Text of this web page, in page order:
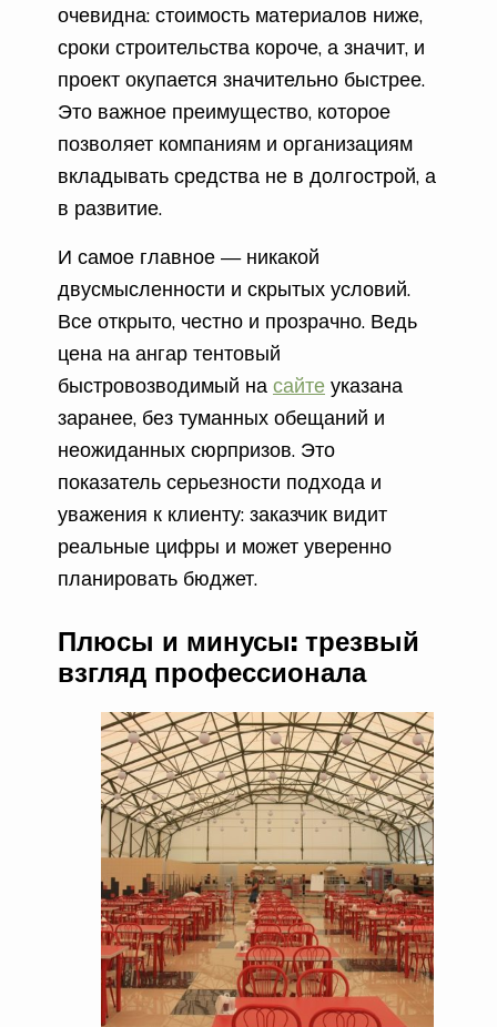
очевидна: стоимость материалов ниже,
сроки строительства короче, а значит, и
проект окупается значительно быстрее.
Это важное преимущество, которое
позволяет компаниям и организациям
вкладывать средства не в долгострой, а
в развитие.
И самое главное — никакой
двусмысленности и скрытых условий.
Все открыто, честно и прозрачно. Ведь
цена на ангар тентовый
быстровозводимый на сайте указана
заранее, без туманных обещаний и
неожиданных сюрпризов. Это
показатель серьезности подхода и
уважения к клиенту: заказчик видит
реальные цифры и может уверенно
планировать бюджет.
Плюсы и минусы: трезвый
взгляд профессионала